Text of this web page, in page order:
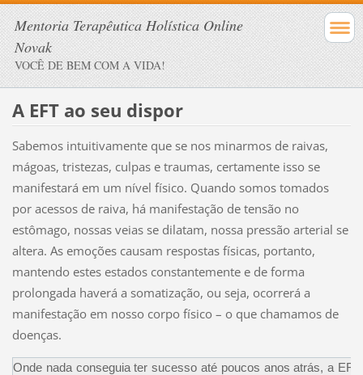
Mentoria Terapêutica Holística Online
Novak
VOCÊ DE BEM COM A VIDA!
A EFT ao seu dispor
Sabemos intuitivamente que se nos minarmos de raivas,
mágoas, tristezas, culpas e traumas, certamente isso se
manifestará em um nível físico. Quando somos tomados
por acessos de raiva, há manifestação de tensão no
estômago, nossas veias se dilatam, nossa pressão arterial se
altera. As emoções causam respostas físicas, portanto,
mantendo estes estados constantemente e de forma
prolongada haverá a somatização, ou seja, ocorrerá a
manifestação em nosso corpo físico – o que chamamos de
doenças.
Onde nada conseguia ter sucesso até poucos anos atrás, a